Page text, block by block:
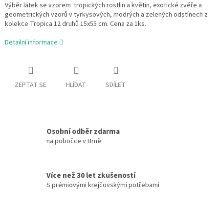
Výběrlátek se vzorem tropických rostlin a květin, exotické zvěře a
geometrických vzorů v tyrkysových, modrých a zelených odstínech z
kolekce Tropica 12 druhů 15x55 cm. Cena za 1ks.
Detailní informace
ZEPTAT SE HLÍDAT SDÍLET
Osobní odběr zdarma
na pobočce v Brně
Více než 30 let zkušeností
S prémiovými krejčovskými potřebami